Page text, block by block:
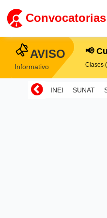
Convocatorias
AVISO
Informativo
📢
Clases
INEI SUNAT